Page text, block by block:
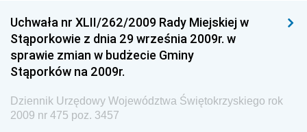
Dziennik Urzędowy Ministra Sprawiedliwości
Dziennik Urzędowy Ministra Rozwoju i Finansów
Dziennik Urzędowy Wyższego Urzędu Górniczego
Dziennik Urzędowy Prezesa Urzędu Transportu
Kolejowego
Uchwała nr XLII/262/2009 Rady Miejskiej w
Stąporkowie z dnia 29 września 2009r. w
sprawie zmian w budżecie Gminy
Stąporków na 2009r.
Dziennik Urzędowy Województwa Świętokrzyskiego rok
2009 nr 475 poz. 3457